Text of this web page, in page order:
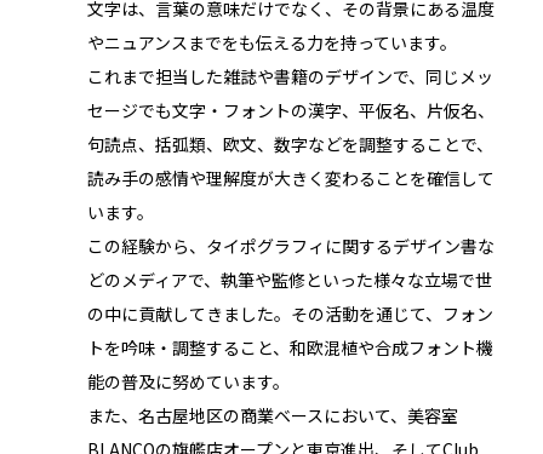
文字は、言葉の意味だけでなく、その背景にある温度
やニュアンスまでをも伝える力を持っています。
これまで担当した雑誌や書籍のデザインで、同じメッ
セージでも文字・フォントの漢字、平仮名、片仮名、
句読点、括弧類、欧文、数字などを調整することで、
読み手の感情や理解度が大きく変わることを確信して
います。
この経験から、タイポグラフィに関するデザイン書な
どのメディアで、執筆や監修といった様々な立場で世
の中に貢献してきました。その活動を通じて、フォン
トを吟味・調整すること、和欧混植や合成フォント機
能の普及に努めています。
また、名古屋地区の商業ベースにおいて、美容室
BLANCOの旗艦店オープンと東京進出、そしてClub